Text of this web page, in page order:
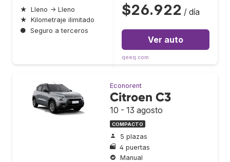
★ Lleno → Lleno
★ Kilometraje ilimitado
● Seguro a terceros
$26.922 / día
Ver auto
qeeq.com
Econorent
Citroen C3
10 - 13 agosto
COMPACTO
5 plazas
4 puertas
Manual